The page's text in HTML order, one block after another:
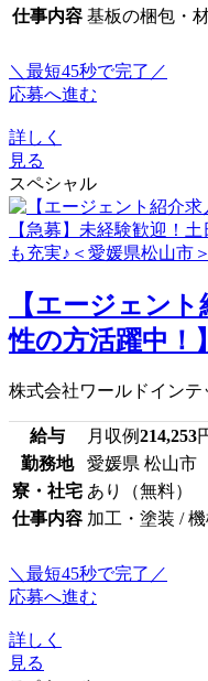
仕事内容 基板の梱包・
＼最短45秒で完了／
応募へ進む
詳しく
見る
スペシャル
【エージェン
性の方活躍中！
株式会社ワールドインテ
給与 月収例214,253
勤務地
愛媛県 松山市
寮・社宅 あり（無料）
仕事内容 加工・塗装 /
＼最短45秒で完了／
応募へ進む
詳しく
見る